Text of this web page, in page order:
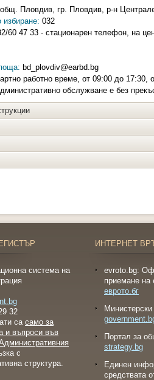
Пловдив, гр. Пловдив, р-н
032
60 47 33 - стационарен телефон, на
bd_plovdiv@earbd.bg
работно време, от 09:00 до 17:30,
обслужване е без
система на
32
са само за
и въпроси във
с
структура.
ИНТЕРНЕТ
evroto.bg:
приемане на
еврото.бг
Портал за
strategy.bg
Eдинен
средствата